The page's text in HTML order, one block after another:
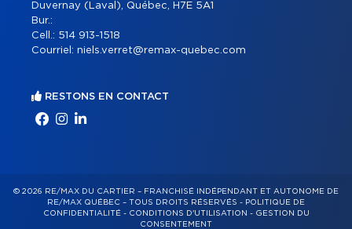
Duvernay (Laval), Québec, H7E 5A1
Bur.:
Cell.: 514 913-1518
Courriel: niels.verret@remax-quebec.com
RESTONS EN CONTACT
© 2026 RE/MAX DU CARTIER – FRANCHISÉ INDÉPENDANT ET AUTONOME DE
RE/MAX QUÉBEC – TOUS DROITS RÉSERVÉS - POLITIQUE DE
CONFIDENTIALITÉ- CONDITIONS D'UTILISATION - GESTION DU
CONSENTEMENT